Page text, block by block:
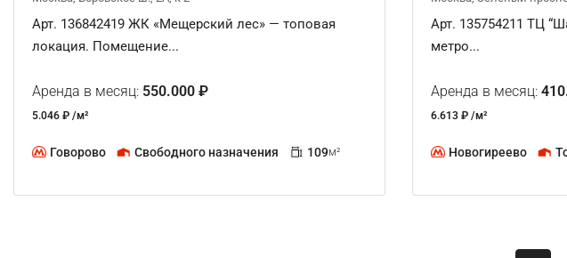
Арт. 136842419 ЖК «Мещерский лес» — топовая
локация. Помещение...
Аренда в месяц: 550.000 ₽
5.046 ₽ /м²
Говорово Свободного назначения 109м²
Арт. 135754211 ТЦ
метро...
Аренда в месяц:
6.613 ₽ /м²
Новогиреево